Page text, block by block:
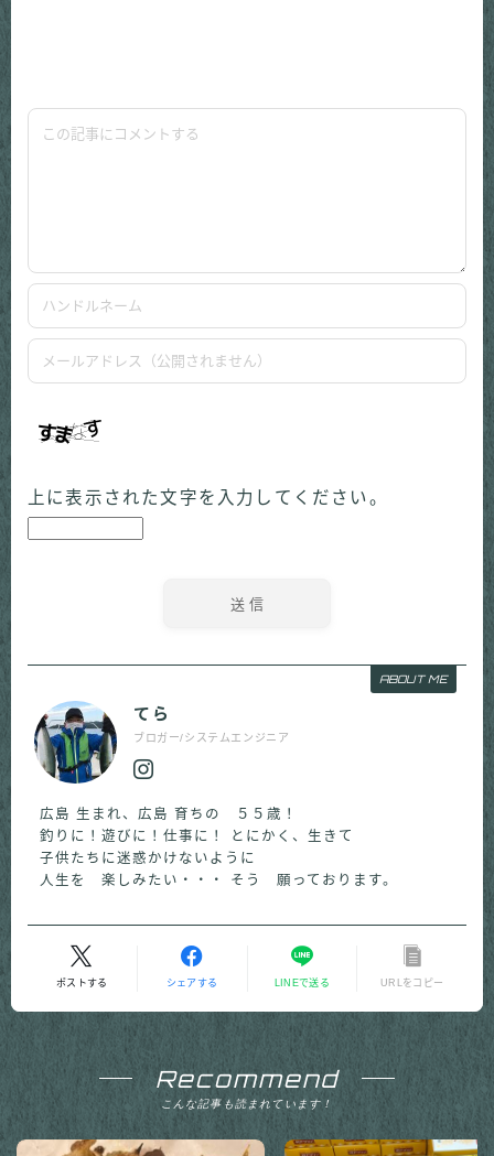
上に表示された文字を入力してください。
ABOUT ME
てら
ブロガー/システムエンジニア
広島 生まれ、広島 育ちの ５５歳！
釣りに！遊びに！仕事に！ とにかく、生きて
子供たちに迷惑かけないように
人生を 楽しみたい・・・ そう 願っております。
ポストする シェアする LINEで送る URLをコピー
Recommend
こんな記事も読まれています！